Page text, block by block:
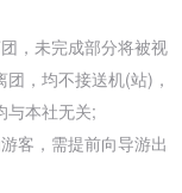
，未完成部分将被视
，均不接送机(站)，
与本社无关;
客，需提前向导游出